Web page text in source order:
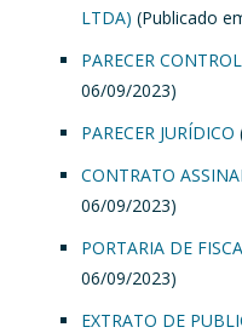
LTDA) (Publicado
PARECER
06/09/2023)
PARECER JURÍDICO
CONTRATO
06/09/2023)
PORTARIA DE
06/09/2023)
EXTRATO DE